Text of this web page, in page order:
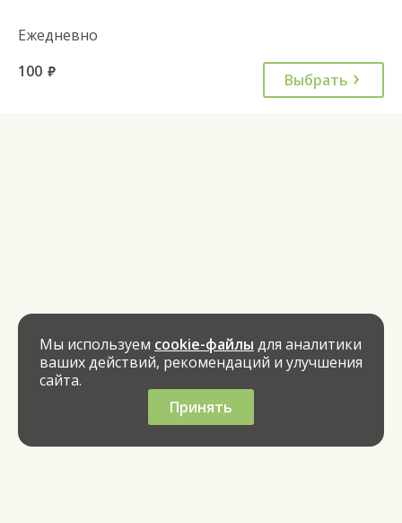
Ежедневно
100 руб. Выбрать
Мы используем cookie-файлы для аналитики
ваших действий, рекомендаций и улучшения
сайта.
Принять